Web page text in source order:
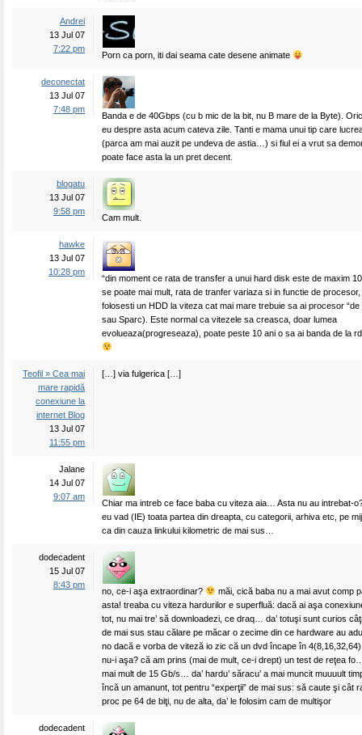
Andrei
13 Jul 07
7:22 pm
Porn ca porn, iti dai seama cate desene animate
deconectat
13 Jul 07
7:48 pm
Banda e de 40Gbps (cu b mic de la bit, nu B mare de la Byte).
eu despre asta acum cateva zile. Tanti e mama unui tip care
(parca am mai auzit pe undeva de astia…) si fiul ei a vrut sa
poate face asta la un pret decent.
blogatu
13 Jul 07
9:58 pm
Cam mult.
hawke
13 Jul 07
10:28 pm
“din moment ce rata de transfer a unui hard disk este de maxim
se poate mai mult, rata de tranfer variaza si in functie de
folosesti un HDD la viteza cat mai mare trebuie sa ai procesor “de
sau Sparc). Este normal ca vitezele sa creasca, doar lumea
evolueaza(progreseaza), poate peste 10 ani o sa ai banda de la
Teofil » Cea mai
mare rapidă
conexiune la
internet Blog
13 Jul 07
11:55 pm
[…] via fulgerica […]
Jalane
14 Jul 07
9:07 am
Chiar ma intreb ce face baba cu viteza aia… Asta nu au intrebat-
eu vad (IE) toata partea din dreapta, cu categorii, arhiva etc, pe
ca din cauza linkului kilometric de mai sus…
dodecadent
15 Jul 07
8:43 pm
no, ce-i aşa extraordinar?
măi, cică baba nu a mai avut comp
asta! treaba cu viteza hardurilor e superfluă: dacă ai aşa
tot, nu mai tre’ să downloadezi, ce draq… da’ totuşi sunt curios
de mai sus stau călare pe măcar o zecime din ce hardware au
no dacă e vorba de viteză io zic că un dvd încape în
nu-i aşa? că am prins (mai de mult, ce-i drept) un test de reţea
mai mult de 15 Gb/s… da’ hardu’ săracu’ a mai muncit muuuult
încă un amanunt, tot pentru “experţii” de mai sus: să caute şi cât
proc pe 64 de biţi, nu de alta, da’ le folosim cam de multişor
dodecadent